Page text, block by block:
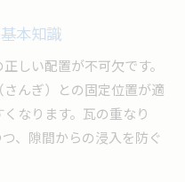
で雨漏り予防
住まいを守る理由
漏りを防ぐ理由
根メンテナンス法
ンスの関係性
本知識
しい配置が不可欠です。
んぎ）との固定位置が適
なります。瓦の重なり
、隙間からの浸入を防ぐ